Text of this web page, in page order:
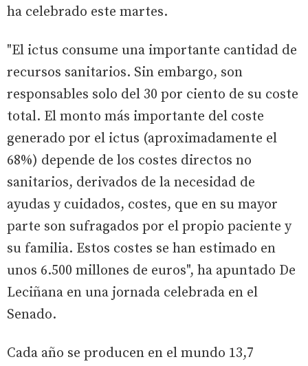
ha celebrado este martes.
"El ictus consume una importante cantidad de
recursos sanitarios. Sin embargo, son
responsables solo del 30 por ciento de su coste
total. El monto más importante del coste
generado por el ictus (aproximadamente el
68%) depende de los costes directos no
sanitarios, derivados de la necesidad de
ayudas y cuidados, costes, que en su mayor
parte son sufragados por el propio paciente y
su familia. Estos costes se han estimado en
unos 6.500 millones de euros", ha apuntado De
Leciñana en una jornada celebrada en el
Senado.
Cada año se producen en el mundo 13,7